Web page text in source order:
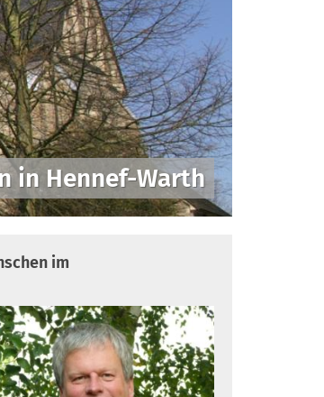
in Hennef-Warth
im